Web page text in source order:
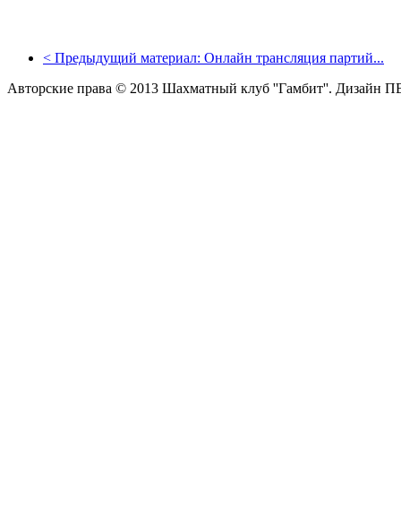
< Предыдущий материал: Онлайн трансляция партий...
Авторские права © 2013 Шахматный клуб ''Гамбит''. Дизайн